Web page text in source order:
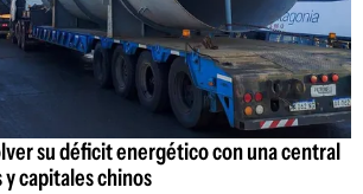
su déficit energético con una central
capitales chinos